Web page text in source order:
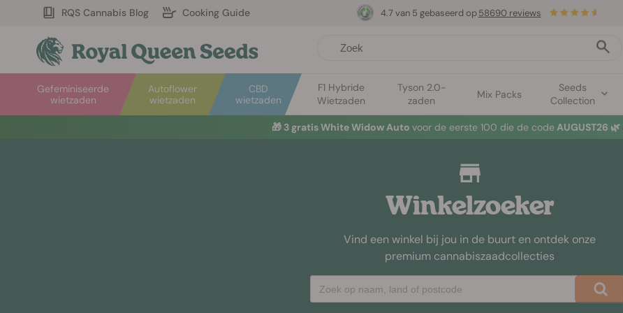
RQS Cannabis Blog Cooking Guide
Autoflower
wietzaden
Gefeminiseerde
wietzaden
CBD
wietzaden
F1 Hybride
Wietzaden
Tyson 2.0-
zaden
Mix Packs
Seeds
Collection
4.7 van 5 gebaseerd op 58690 reviews
🎁 3 gratis White Widow Auto voor de eerste 100 die de code AUGUST26 🌿
Winkelzoeker
Vind een winkel bij jou in de buurt en ontdek onze
premium cannabiszaadcollecties